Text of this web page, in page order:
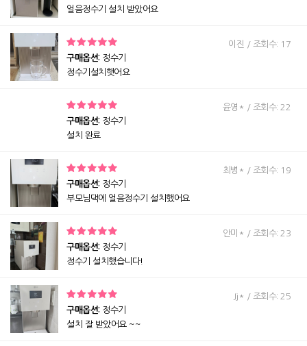
얼음정수기 설치 받았어요
구매옵션: 정수기
정수기설치햇어요
이진 / 조회수: 17
구매옵션: 정수기
설치 완료
윤영* / 조회수: 22
구매옵션: 정수기
부모님댁에 얼음정수기 설치했어요
최병* / 조회수: 19
구매옵션: 정수기
정수기 설치했습니다!
안미* / 조회수: 23
구매옵션: 정수기
설치 잘 받았어요 ~~
Jj* / 조회수: 25